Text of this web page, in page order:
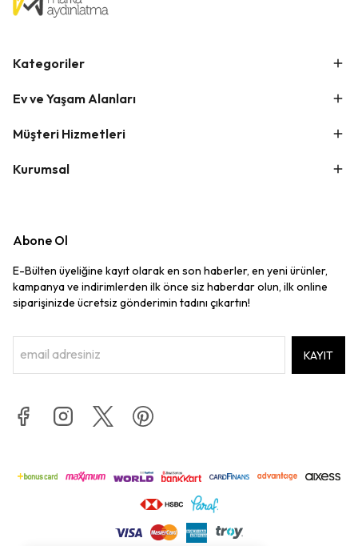
Kategoriler
Ev ve Yaşam Alanları
Müşteri Hizmetleri
Kurumsal
Abone Ol
E-Bülten üyeliğine kayıt olarak en son haberler, en yeni ürünler,
kampanya ve indirimlerden ilk önce siz haberdar olun, ilk online
siparişinizde ücretsiz gönderimin tadını çıkartın!
KAYIT